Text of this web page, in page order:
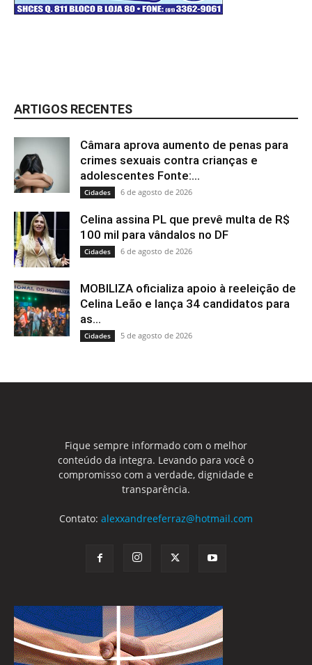
ARTIGOS RECENTES
Câmara aprova aumento de penas para
crimes sexuais contra crianças e
adolescentes Fonte:...
Cidades 6 de agosto de 2026
Celina assina PL que prevê multa de R$
100 mil para vândalos no DF
Cidades 6 de agosto de 2026
MOBILIZA oficializa apoio à reeleição de
Celina Leão e lança 34 candidatos para
as...
Cidades 5 de agosto de 2026
Fique sempre informado com o melhor
conteúdo da integra. Levando para você o
compromisso com a verdade, dignidade e
transparência.
Contato: alexxandreeferraz@hotmail.com